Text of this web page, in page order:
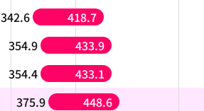
342.6 418.7
354.9 433.9
354.4 433.1
375.9 448.6